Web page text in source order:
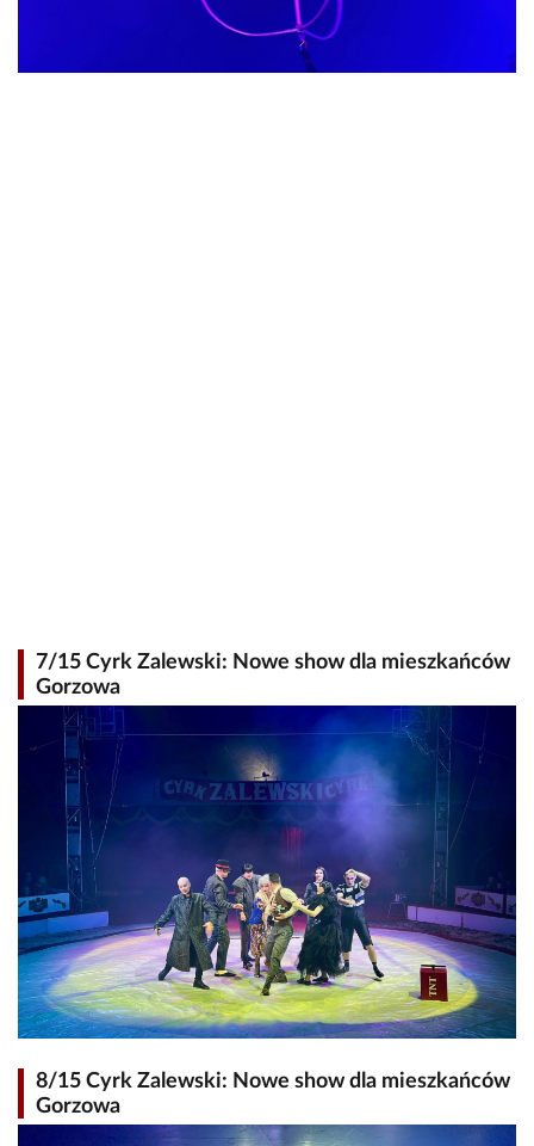
7/15 Cyrk Zalewski: Nowe show dla mieszkańców
Gorzowa
8/15 Cyrk Zalewski: Nowe show dla mieszkańców
Gorzowa